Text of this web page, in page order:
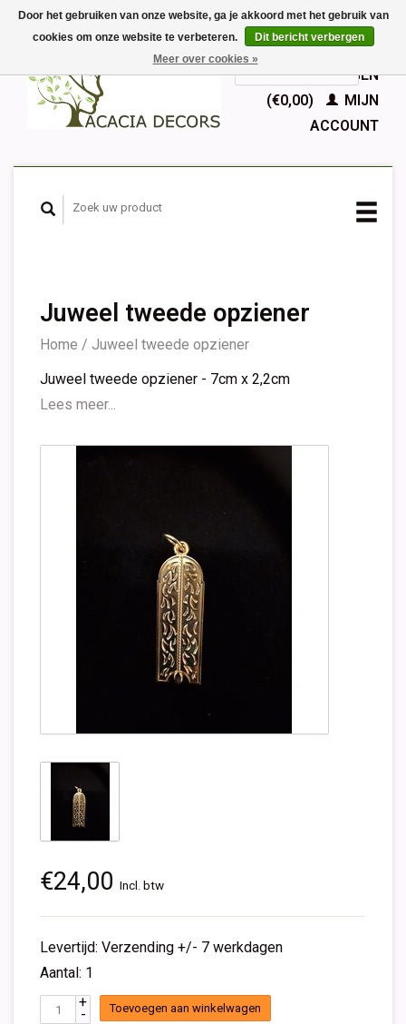
EUR
GBPNederlands
Deutsch
English
Français
WINKELWAGEN
(€0,00)
MIJN
ACCOUNT
Juweel tweede opziener
Home / Juweel tweede opziener
Juweel tweede opziener - 7cm x 2,2cm
Lees meer...
€24,00 Incl. btw
Levertijd: Verzending +/- 7 werkdagen
Aantal: 1
+
- Toevoegen aan winkelwagen
Door het gebruiken van onze website, ga je akkoord met het gebruik van
cookies om onze website te verbeteren.
Dit bericht verbergen
Meer over cookies »